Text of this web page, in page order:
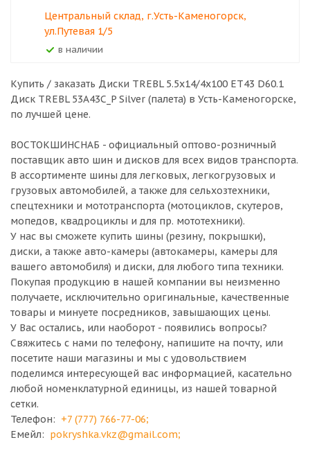
Центральный склад, г.Усть-Каменогорск,
ул.Путевая 1/5
В наличии
Купить / заказать Диски TREBL 5.5x14/4х100 ET43 D60.1
Диск TREBL 53A43C_P Silver (палета) в Усть-Каменогорске,
по лучшей цене.
ВОСТОКШИНСНАБ - официальный оптово-розничный
поставщик авто шин и дисков для всех видов транспорта.
В ассортименте шины для легковых, легкогрузовых и
грузовых автомобилей, а также для сельхозтехники,
спецтехники и мототранспорта (мотоциклов, скутеров,
мопедов, квадроциклы и для пр. мототехники).
У нас вы сможете купить шины (резину, покрышки),
диски, а также авто-камеры (автокамеры, камеры для
вашего автомобиля) и диски, для любого типа техники.
Покупая продукцию в нашей компании вы неизменно
получаете, исключительно оригинальные, качественные
товары и минуете посредников, завышающих цены.
У Вас остались, или наоборот - появились вопросы?
Свяжитесь с нами по телефону, напишите на почту, или
посетите наши магазины и мы с удовольствием
поделимся интересующей вас информацией, касательно
любой номенклатурной единицы, из нашей товарной
сетки.
Телефон: +7 (777) 766-77-06;
Емейл: pokryshka.vkz@gmail.com;